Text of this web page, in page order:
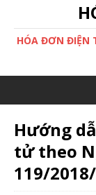
HÓA ĐƠN ĐIỆN
Hướng
tử theo
119/